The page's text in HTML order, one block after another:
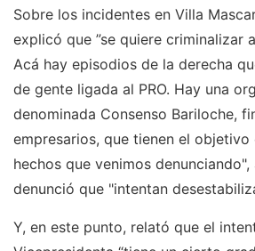
Sobre los incidentes en Villa
explicó que ”se quiere criminalizar
Acá hay episodios de la derecha
de gente ligada al PRO. Hay una
denominada Consenso Bariloche,
empresarios, que tienen el objetivo
hechos que venimos
denunció que "intentan
Y, en este punto, relató que el